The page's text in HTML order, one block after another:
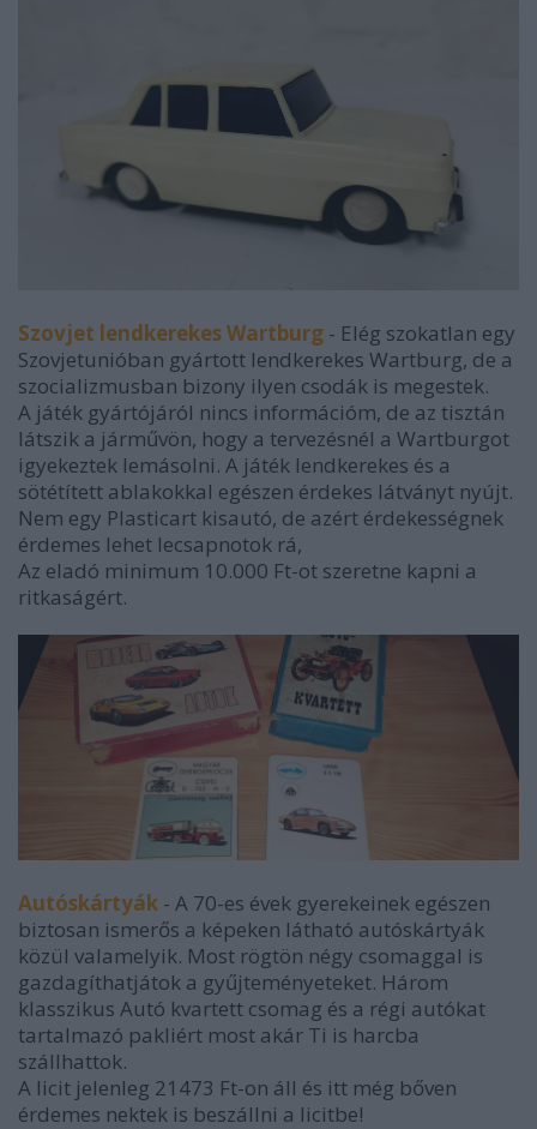
Szovjet lendkerekes Wartburg - Elég szokatlan egy
Szovjetunióban gyártott lendkerekes Wartburg, de a
szocializmusban bizony ilyen csodák is megestek.
A játék gyártójáról nincs információm, de az tisztán
látszik a járművön, hogy a tervezésnél a Wartburgot
igyekeztek lemásolni. A játék lendkerekes és a
sötétített ablakokkal egészen érdekes látványt nyújt.
Nem egy Plasticart kisautó, de azért érdekességnek
érdemes lehet lecsapnotok rá,
Az eladó minimum 10.000 Ft-ot szeretne kapni a
ritkaságért.
Autóskártyák - A 70-es évek gyerekeinek egészen
biztosan ismerős a képeken látható autóskártyák
közül valamelyik. Most rögtön négy csomaggal is
gazdagíthatjátok a gyűjteményeteket. Három
klasszikus Autó kvartett csomag és a régi autókat
tartalmazó pakliért most akár Ti is harcba
szállhattok.
A licit jelenleg 21473 Ft-on áll és itt még bőven
érdemes nektek is beszállni a licitbe!